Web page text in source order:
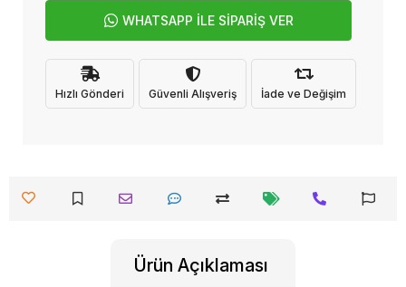
WHATSAPP İLE SİPARİŞ VER
Hızlı Gönderi Güvenli Alışveriş İade ve Değişim
Ürün Açıklaması